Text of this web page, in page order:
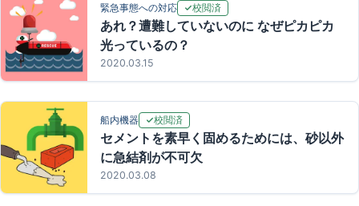
緊急事態への対応 校閲済
あれ？遭難していないのに なぜピカピカ
光っているの？
2020.03.15
船内機器 校閲済
セメントを素早く固めるためには、砂以外
に急結剤が不可欠
2020.03.08